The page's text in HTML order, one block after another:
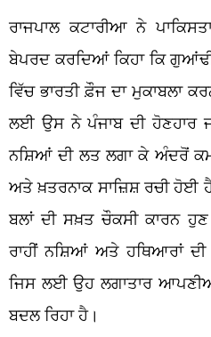
ਰਾਜਪਾਲ ਕਟਾਰੀਆ ਨੇ
ਬੇਪਰਦ ਕਰਦਿਆਂ ਕਿਹਾ ਕਿ
ਵਿੱਚ ਭਾਰਤੀ ਫ਼ੌਜ ਦਾ ਮੁਕਾਬਲਾ
ਲਈ ਉਸ ਨੇ ਪੰਜਾਬ ਦੀ ਹੋਣਹਾਰ
ਨਸ਼ਿਆਂ ਦੀ ਲਤ ਲਗਾ ਕੇ ਅੰਦਰੋਂ
ਅਤੇ ਖ਼ਤਰਨਾਕ ਸਾਜ਼ਿਸ਼ ਰਚੀ ਹੋਈ
ਬਲਾਂ ਦੀ ਸਖ਼ਤ ਚੌਕਸੀ ਕਾਰਨ
ਰਾਹੀਂ ਨਸ਼ਿਆਂ ਅਤੇ ਹਥਿਆਰਾਂ
ਜਿਸ ਲਈ ਉਹ ਲਗਾਤਾਰ
ਬਦਲ ਰਿਹਾ ਹੈ।